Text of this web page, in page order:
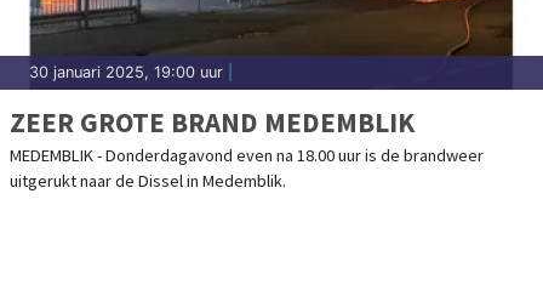
30 januari 2025, 19:00 uur
ZEER GROTE BRAND MEDEMBLIK
MEDEMBLIK - Donderdagavond even na 18.00 uur is de brandweer
uitgerukt naar de Dissel in Medemblik.